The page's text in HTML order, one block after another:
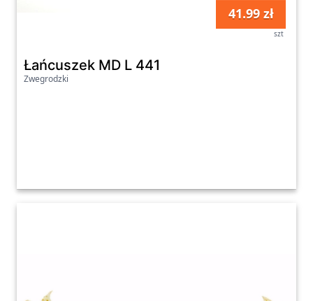
41.99 zł
szt
Łańcuszek MD L 441
Zwegrodzki